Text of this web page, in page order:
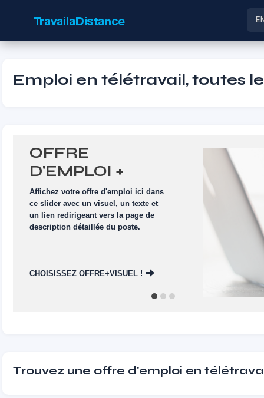
Emploi en télétravail, toutes
OFFRE
D'EMPLOI +
VISUEL
Affichez votre offre d'emploi ici dans
ce slider avec un visuel, un texte et
un lien redirigeant vers la page de
description détaillée du poste.
CHOISISSEZ OFFRE+VISUEL !
Trouvez une offre d'emploi en